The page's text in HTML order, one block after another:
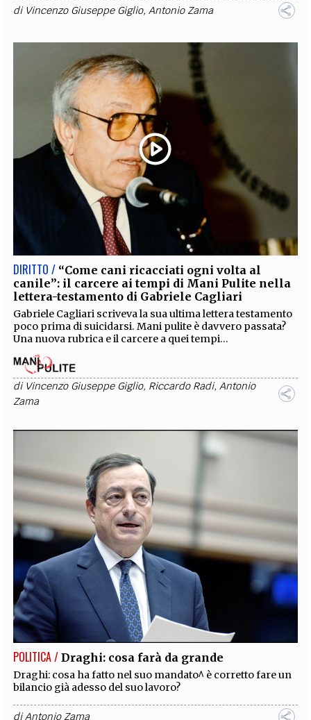
di Vincenzo Giuseppe Giglio,Antonio Zama
DIRITTO / “Come cani ricacciati ogni volta al
canile”: il carcere ai tempi di Mani Pulite nella
lettera-testamento di Gabriele Cagliari
Gabriele Cagliari scriveva la sua ultima lettera testamento
poco prima di suicidarsi. Mani pulite è davvero passata?
Una nuova rubrica e il carcere a quei tempi...
di Vincenzo Giuseppe Giglio, Riccardo Radi,Antonio
Zama
POLITICA / Draghi: cosa farà da grande
Draghi: cosa ha fatto nel suo mandato^ è corretto fare un
bilancio già adesso del suo lavoro?
diAntonio Zama